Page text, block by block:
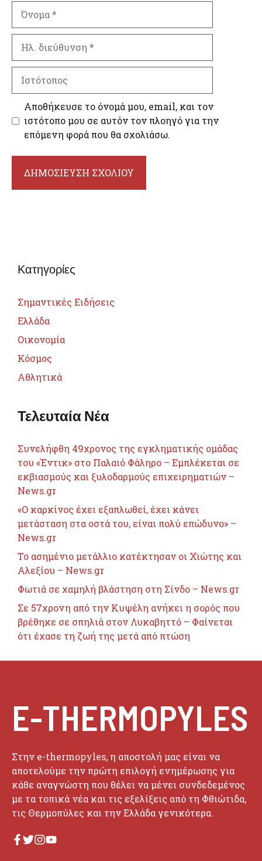
διεύθυνση
Αποθήκευσε το όνομά μου, email, και τον
ιστότοπο μου σε αυτόν τον πλοηγό για την
επόμενη φορά που θα σχολιάσω.
Κατηγορίες
Σημαντικές Ειδήσεις
Ελλάδα
Οικονομία
Κόσμος
Αθλητικά
Τελευταία Νέα
Συνελήφθη 49χρονος της εγκληματικής ομάδας
του «Έντικ» στο Παλαιό Φάληρο – Εμπλέκεται σε
εκβιασμούς και ξυλοδαρμούς επιχειρηματιών –
News.gr
«Ο καρκίνος έχει εξαπλωθεί, έχει κάνει
μετάσταση στα οστά του, είναι πολύ επώδυνο» –
News.gr
Το ασημένιο μετάλλιο κατέκτησαν οι Χιώτης και
Αλεξίου – News.gr
Φωτιά σε χαμηλή βλάστηση στη Σίνδο – News.gr
Σε 57χρονη από την Κυψέλη ανήκει η σορός που
βρέθηκε σε σπηλιά στον Λυκαβηττό – Φαίνεται
ότι έχασε τη ζωή της μετά από πτώση
E-THERMOPYLES
Στην e-thermopyles, η αποστολή μας είναι να
αποτελούμε την πρώτη επιλογή ενημέρωσης για
κάθε αναγνώστη που θέλει να μένει συνδεδεμένος
με τα τοπικά νέα και τις εξελίξεις από τη Φθιώτιδα,
τις Θερμοπύλες και την Ελλάδα γενικότερα.